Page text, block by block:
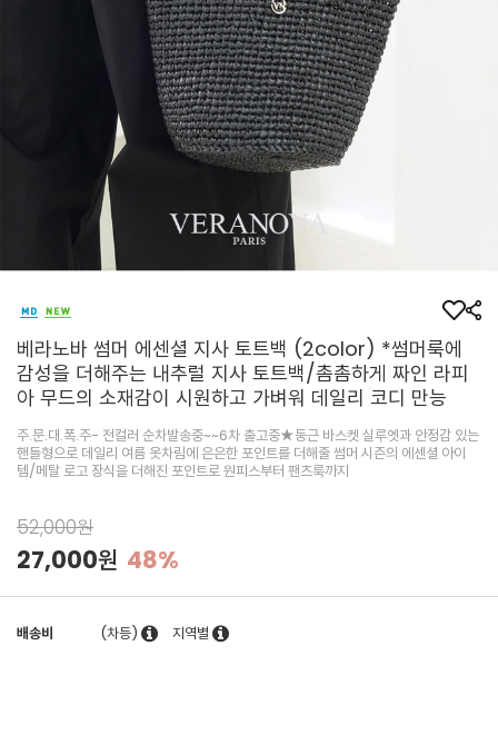
베라노바 썸머 에센셜 지사 토트백 (2color) *썸머룩에
감성을 더해주는 내추럴 지사 토트백/촘촘하게 짜인 라피
아 무드의 소재감이 시원하고 가벼워 데일리 코디 만능
주.문.대.폭.주- 전컬러 순차발송중~~6차 출고중★둥근 바스켓 실루엣과 안정감 있는
핸들형으로 데일리 여름 옷차림에 은은한 포인트를 더해줄 썸머 시즌의 에센셜 아이
템/메탈 로고 장식을 더해진 포인트로 원피스부터 팬츠룩까지
52,000원
27,000원 48%
배송비 (차등) 지역별